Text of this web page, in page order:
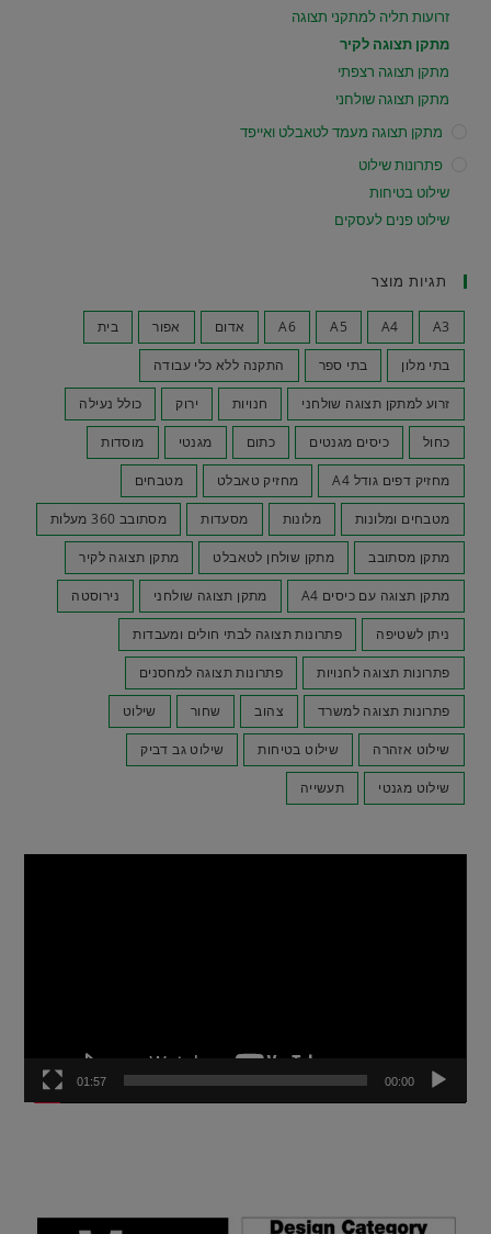
זרועות תליה למתקני תצוגה
מתקן תצוגה לקיר
מתקן תצוגה רצפתי
מתקן תצוגה שולחני
מתקן תצוגה מעמד לטאבלט ואייפד
פתרונות שילוט
שילוט בטיחות
שילוט פנים לעסקים
תגיות מוצר
A3
A4
A5
A6 אדום אפור בית
בתי מלון בתי ספר התקנה ללא כלי עבודה
זרוע למתקן תצוגה שולחני חנויות ירוק כולל נעילה
כחול כיסים מגנטים כתום מגנטי מוסדות
מחזיק דפים גודל A4 מחזיק טאבלט מטבחים
מטבחים ומלונות מלונות מסעדות מסתובב 360 מעלות
מתקן מסתובב מתקן שולחן לטאבלט מתקן תצוגה לקיר
מתקן תצוגה עם כיסים A4 מתקן תצוגה שולחני נירוסטה
ניתן לשטיפה פתרונות תצוגה לבתי חולים ומעבדות
פתרונות תצוגה לחנויות פתרונות תצוגה למחסנים
פתרונות תצוגה למשרד צהוב שחור שילוט
שילוט אזהרה שילוט בטיחות שילוט גב דביק
שילוט מגנטי תעשייה
00:00
01:57